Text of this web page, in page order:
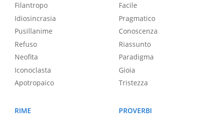
Filantropo
Idiosincrasia
Pusillanime
Refuso
Neofita
Iconoclasta
Apotropaico
Facile
Pragmatico
Conoscenza
Riassunto
Paradigma
Gioia
Tristezza
RIME
PROVERBI